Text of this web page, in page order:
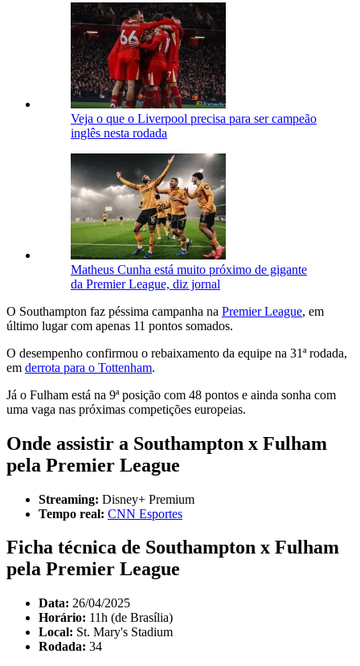
Veja o que o Liverpool precisa para ser campeão
inglês nesta rodada
Matheus Cunha está muito próximo de gigante
da Premier League, diz jornal
O Southampton faz péssima campanha na Premier League, em
último lugar com apenas 11 pontos somados.
O desempenho confirmou o rebaixamento da equipe na 31ª rodada,
em derrota para o Tottenham.
Já o Fulham está na 9ª posição com 48 pontos e ainda sonha com
uma vaga nas próximas competições europeias.
Onde assistir a Southampton x Fulham
pela Premier League
Streaming: Disney+ Premium
Tempo real: CNN Esportes
Ficha técnica de Southampton x Fulham
pela Premier League
Data: 26/04/2025
Horário: 11h (de Brasília)
Local: St. Mary's Stadium
Rodada: 34